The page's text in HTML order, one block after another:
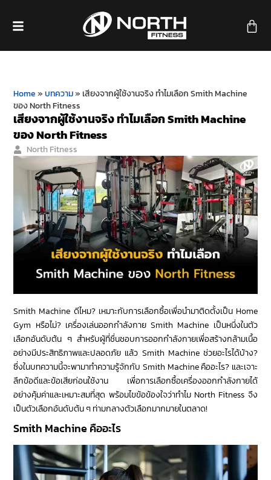
Home »บทความ» เสียงจากผู้ใช้งานจริง ทำไมเลือก Smith Machine
ของ North Fitness
เสียงจากผู้ใช้งานจริง ทำไมเลือก Smith Machine
ของ North Fitness
North Fitness
Smith Machine ดีไหม? เหมาะกับการเลือกซื้อเพื่อนำมาติดตั้งเป็น Home
Gym หรือไม่? เครื่องเล่นออกกำลังกาย Smith Machine เป็นหนึ่งในตัว
เลือกอันดับต้น ๆ สำหรับผู้ที่ชื่นชอบการออกกำลังกายเพื่อสร้างกล้ามเนื้อ
อย่างมีประสิทธิภาพและปลอดภัย แล้ว Smith Machine ช่วยอะไรได้บ้าง?
ซึ่งในบทความนี้จะพามาทำความรู้จักกับ Smith Machine คืออะไร? และเจาะ
ลึกข้อดีและข้อเสียก่อนใช้งาน เพื่อการเลือกซื้อเครื่องออกกำลังกายได้
อย่างคุ้มค่าและเหมาะสมที่สุด พร้อมไขข้อข้องใจว่าทำไม North Fitness จึง
เป็นตัวเลือกอันดับต้น ๆ ท่ามกลางตัวเลือกมากมายในตลาด!
Smith Machine คืออะไร